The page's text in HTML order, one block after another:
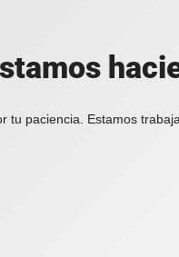
tu paciencia. Estamos